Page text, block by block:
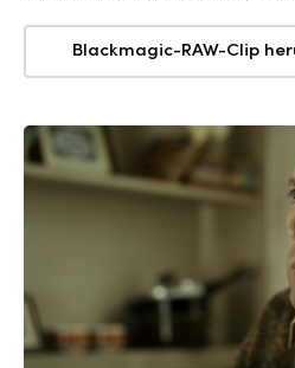
Blackmagic-RAW-Clip